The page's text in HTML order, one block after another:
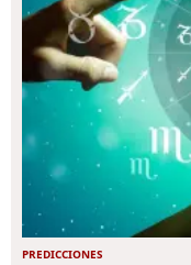
PREDICCIONES